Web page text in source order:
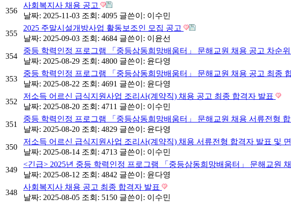
356
사회복지사 채용 공고
날짜: 2025-11-03 조회: 4095 글쓴이: 이수민
355
2025 주말시설개방사업 활동보조인 모집 공고
날짜: 2025-09-03 조회: 4684 글쓴이: 이윤선
354
중등 학력인정 프로그램 「중등삼동희망배움터」 문해교원 채용 공고 차순
날짜: 2025-08-29 조회: 4800 글쓴이: 윤다영
353
중등 학력인정 프로그램 「중등삼동희망배움터」 문해교원 채용 공고 최종
날짜: 2025-08-22 조회: 4691 글쓴이: 윤다영
352
저소득 어르신 급식지원사업 조리사(계약직) 채용 공고 최종 합격자 발표
날짜: 2025-08-20 조회: 4711 글쓴이: 이수민
351
중등 학력인정 프로그램 「중등삼동희망배움터」 문해교원 채용 서류전형
날짜: 2025-08-20 조회: 4829 글쓴이: 윤다영
350
저소득 어르신 급식지원사업 조리사(계약직) 채용 서류전형 합격자 발표 및
날짜: 2025-08-14 조회: 4713 글쓴이: 이수민
349
<긴급> 2025년 중등 학력인정 프로그램 「중등삼동희망배움터」 문해교원
날짜: 2025-08-12 조회: 4842 글쓴이: 윤다영
348
사회복지사 채용 공고 최종 합격자 발표
날짜: 2025-08-05 조회: 5150 글쓴이: 이수민